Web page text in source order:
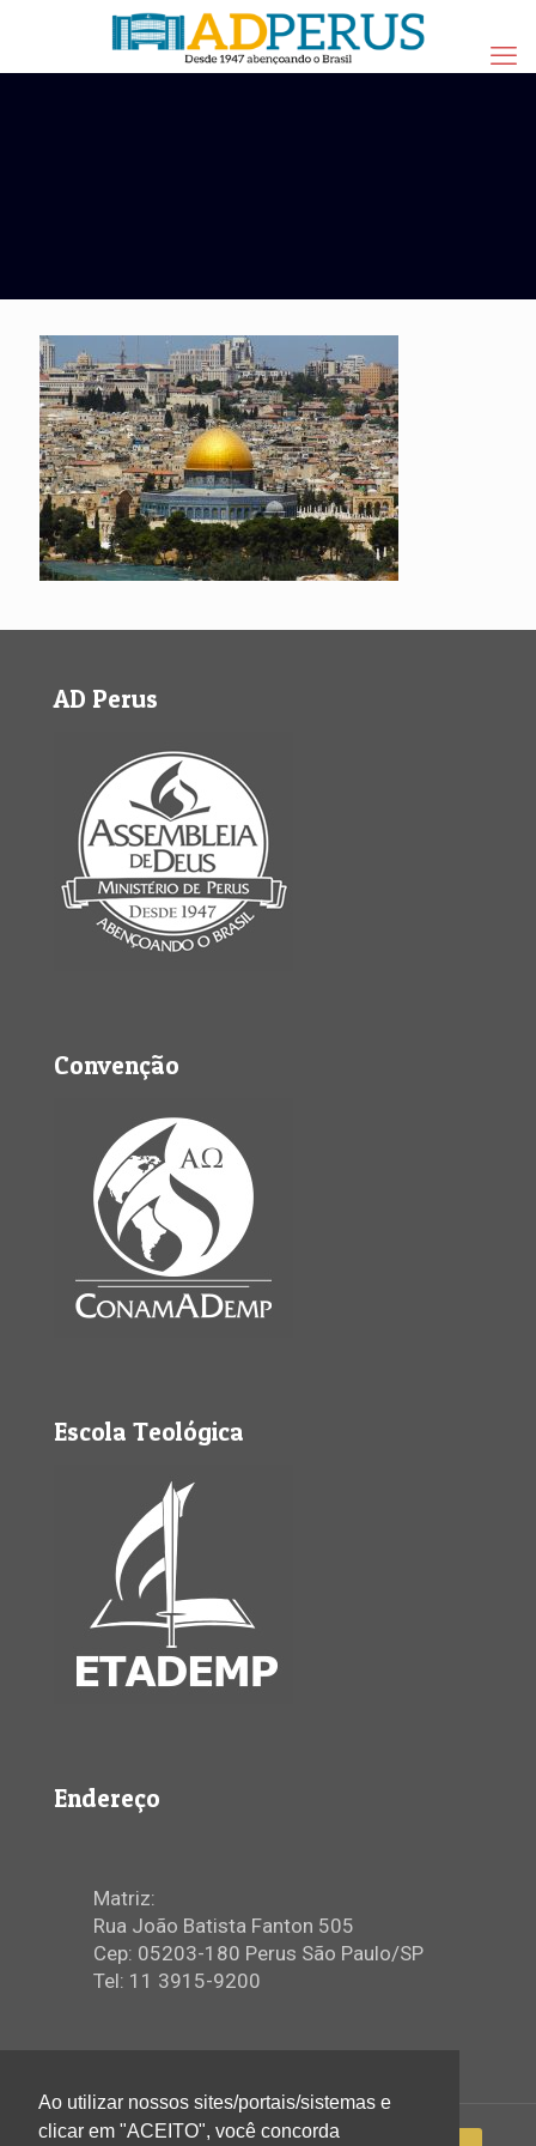
AD Perus
Convenção
Escola Teológica
Endereço
Matriz:
Rua João Batista Fanton 505
Cep: 05203-180 Perus São Paulo/SP
Tel: 11 3915-9200
Ao utilizar nossos sites/portais/sistemas e
clicar em "ACEITO", você concorda